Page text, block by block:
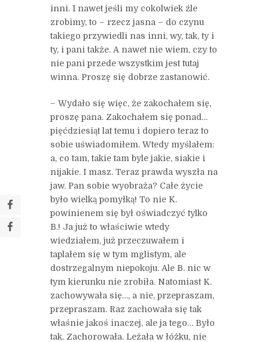
inni. I nawet jeśli my cokolwiek źle
zrobimy, to – rzecz jasna – do czynu
takiego przywiedli nas inni, wy, tak, ty i
ty, i pani także. A nawet nie wiem, czy to
nie pani przede wszystkim jest tutaj
winna. Proszę się dobrze zastanowić.
– Wydało się więc, że zakochałem się,
proszę pana. Zakochałem się ponad…
pięćdziesiąt lat temu i dopiero teraz to
sobie uświadomiłem. Wtedy myślałem:
a, co tam, takie tam byle jakie, siakie i
nijakie. I masz. Teraz prawda wyszła na
jaw. Pan sobie wyobraża? Całe życie
było wielką pomyłką! To nie K.
powinienem się był oświadczyć tylko
B.! Ja już to właściwie wtedy
wiedziałem, już przeczuwałem i
taplałem się w tym mglistym, ale
dostrzegalnym niepokoju. Ale B. nic w
tym kierunku nie zrobiła. Natomiast K.
zachowywała się…, a nie, przepraszam,
przepraszam. Raz zachowała się tak
właśnie jakoś inaczej, ale ja tego… Było
tak. Zachorowała. Leżała w łóżku, nie